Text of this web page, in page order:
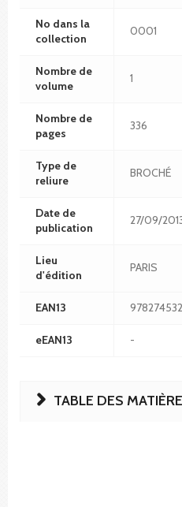
No dans la
collection
0001
Nombre de
volume
1
Nombre de
pages
336
Type de
reliure
BROCHÉ
Date de
publication
27/09/
Lieu
d'édition
PARIS
EAN13
eEAN13 -
TABLE DES